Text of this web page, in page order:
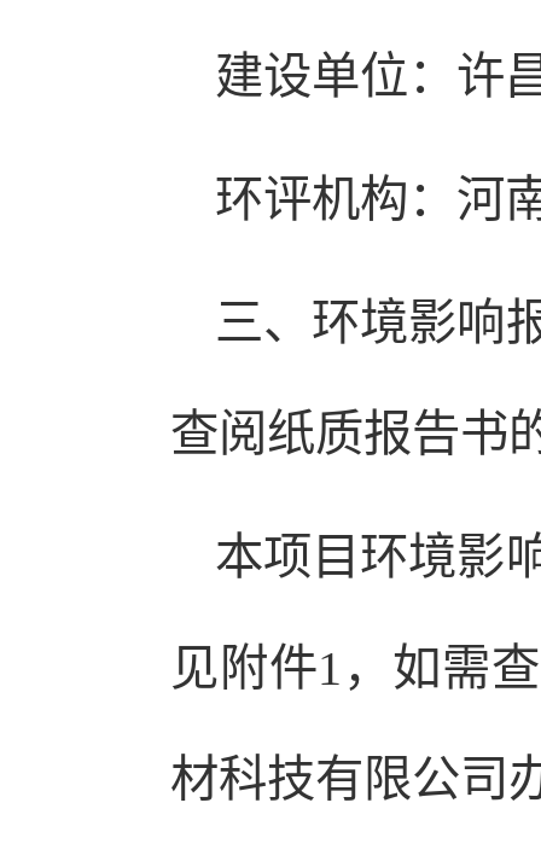
建设单位：许
环评机构：河
三、环境影响
查阅纸质报告书
本项目环境影
见附件1，如需
材科技有限公司